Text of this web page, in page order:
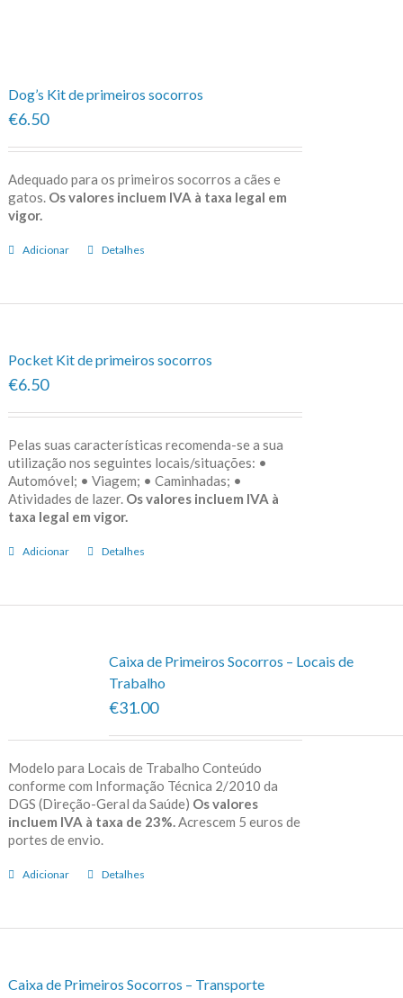
Dog’s Kit de primeiros socorros
€6.50
Adequado para os primeiros socorros a cães e
gatos. Os valores incluem IVA à taxa legal em
vigor.
Adicionar Detalhes
Pocket Kit de primeiros socorros
€6.50
Pelas suas características recomenda-se a sua
utilização nos seguintes locais/situações: •
Automóvel; • Viagem; • Caminhadas; •
Atividades de lazer. Os valores incluem IVA à
taxa legal em vigor.
Adicionar Detalhes
Caixa de Primeiros Socorros – Locais de
Trabalho
€31.00
Modelo para Locais de Trabalho Conteúdo
conforme com Informação Técnica 2/2010 da
DGS (Direção-Geral da Saúde) Os valores
incluem IVA à taxa de 23%. Acrescem 5 euros de
portes de envio.
Adicionar Detalhes
Caixa de Primeiros Socorros – Transporte